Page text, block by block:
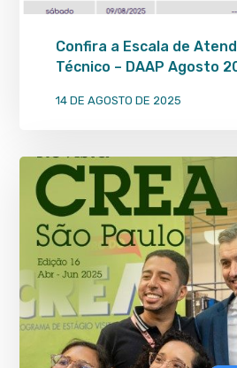
Confira a Escala de
Técnico – DAAP Agosto
14 DE AGOSTO DE 2025